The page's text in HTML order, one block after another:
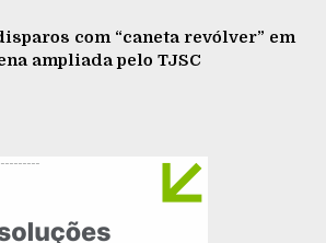
com “caneta revólver” em
ampliada pelo TJSC